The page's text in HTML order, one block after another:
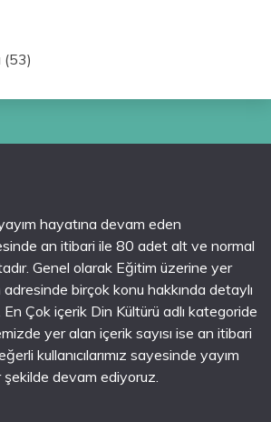
(53)
hayatına devam eden
an itibari ile 80 adet alt ve normal
Genel olarak Eğitim üzerine yer
birçok konu hakkında detaylı
Çok içerik Din Kültürü adlı kategoride
yer alan içerik sayısı ise an itibari
kullanıcılarımız sayesinde yayım
şekilde devam ediyoruz.